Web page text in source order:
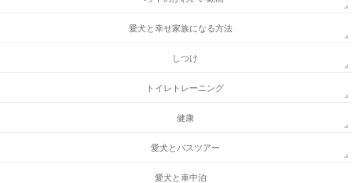
愛犬と幸せ家族になる方法
しつけ
トイレトレーニング
健康
愛犬とバスツアー
愛犬と車中泊